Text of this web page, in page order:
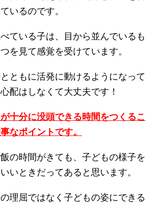
いるのです。
ている子は、目から並んでいるも
を見て感覚を受けています。
ともに活発に動けるようになって
配はしなくて大丈夫です！
十分に没頭できる時間をつくるこ
なポイントです。
の時間がきても、子どもの様子を
いときだってあると思います。
理屈ではなく子どもの姿にできる